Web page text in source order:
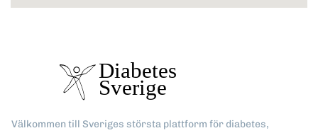
Välkommen till Sveriges största plattform för diabetes,